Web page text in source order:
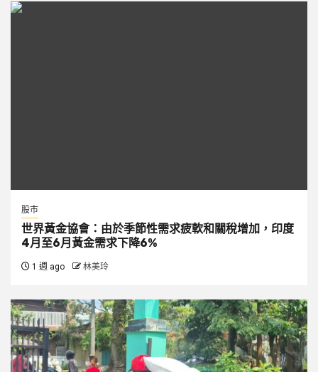
股市
世界黃金協會：由於季節性需求疲軟和關稅增加，印度
4月至6月黃金需求下降6%
1 週 ago 林美玲